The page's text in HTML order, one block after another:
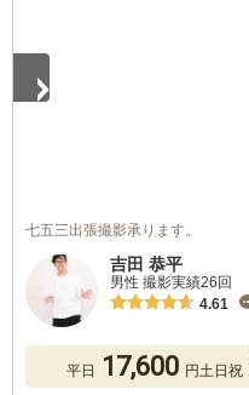
七五三出張撮影承ります。
吉田 恭平
男性 撮影実績26回
4.61
平日 17,600 円土日祝